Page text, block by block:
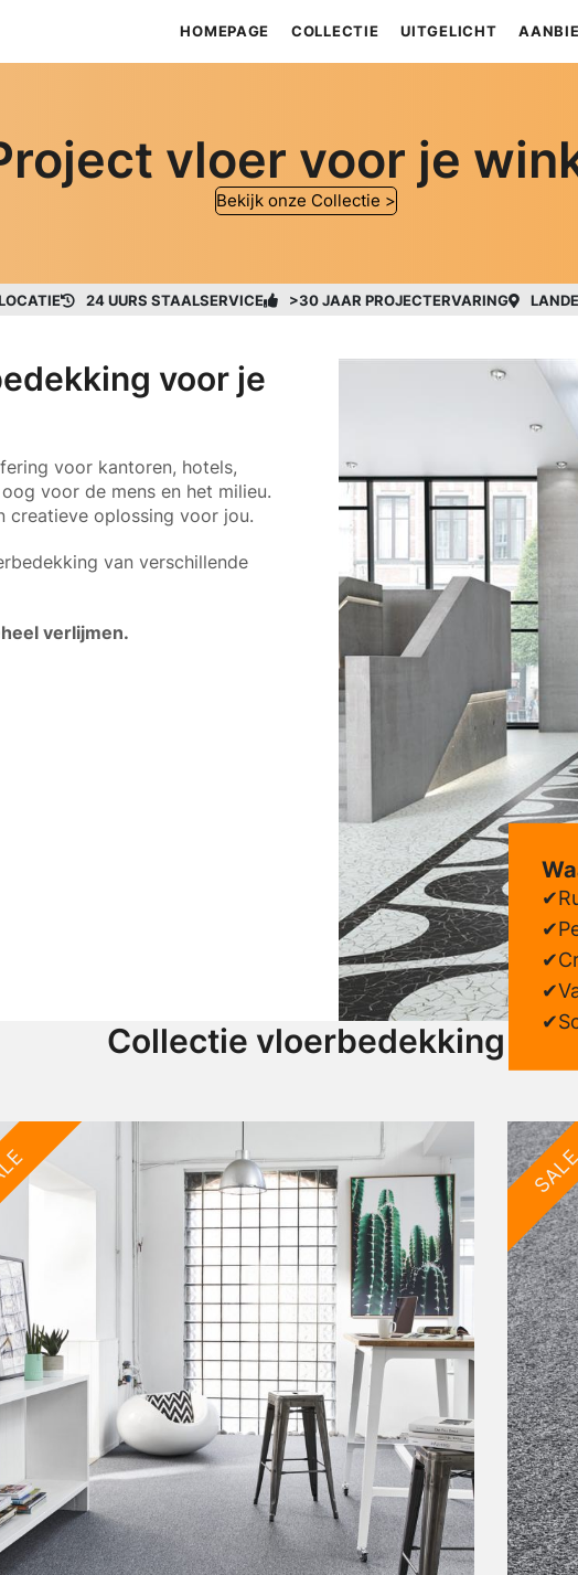
HOMEPAGE COLLECTIE UITGELICHT
vloer voor je
Bekijk onze Collectie >
24 UURS STAALSERVICE >30 JAAR PROJECTERVARING
voor je
voor kantoren, hotels,
voor de mens en het milieu.
creatieve oplossing voor jou.
van verschillende
verlijmen.
Collectie vloerbedekking